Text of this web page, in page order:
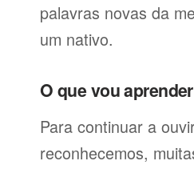
palavras novas da
um nativo.
O que vou
Para continuar a
reconhecemos,